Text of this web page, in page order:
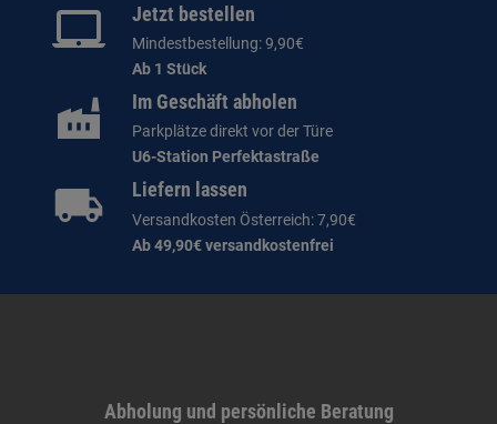
Jetzt bestellen
Mindestbestellung: 9,90€
Ab 1 Stück
Im Geschäft abholen
Parkplätze direkt vor der Türe
U6-Station Perfektastraße
Liefern lassen
Versandkosten Österreich: 7,90€
Ab 49,90€ versandkostenfrei
Abholung und persönliche Beratung